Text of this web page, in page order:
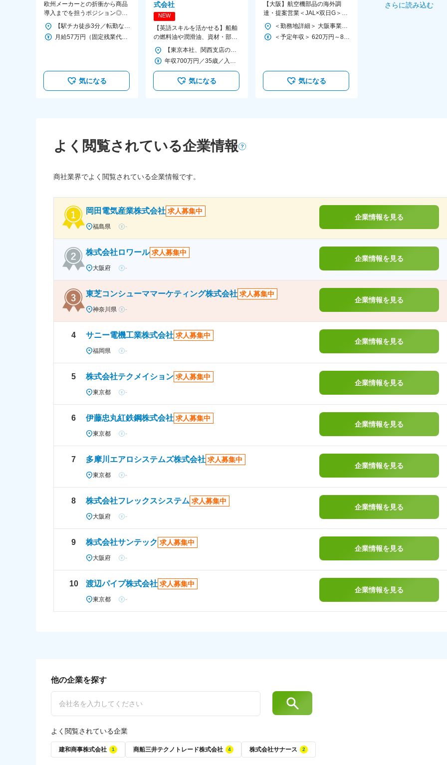
欧州メーカーとの折衝から商品
導入までを担うポジション◎専
門知識と国際的なビジネススキ
ルを身につける
【駅チカ徒歩3分／転勤なし】 東京都品川区南大井6-26-2大森ベルポートB館3階 ※オフィス内受動喫煙対策あり（施設内全面禁煙／喫煙所あり） ◆最寄駅 JR京浜東北線「大森駅」より徒歩3分 京急本線「大森海岸駅」より徒歩7分 京急本線「立会川駅」より徒歩12分
月給57万円（固定残業代含む） ※上記月給には固定残業代として、時間外労働の有無に関わらず40時間分を、月13万6000円支給 ※上記を超える時間外労働分は追加で支給 ※固定残業代40時間ですが実際の平均残業時間は20時間以下です
気になる
式会社
NEW
【英語スキルを活かせる】船舶
の燃料油や潤滑油、資材・部
品、通信関連機材の発注、燃料
供給船の手配など
【東京本社、関西支店のいずれか／希望考慮】 ★住宅手当や社宅もあり（規定あり） ■本社■ 東京都千代田区神田錦町2-2-1 KANDA SQUARE 18F ※受動喫煙対策：屋内原則禁煙（一部喫煙所あり） ＜アクセス＞ ・都営新宿線「小川町駅」B7出口より徒歩3分 ・東京メトロ千代田線「新御茶ノ水駅」B7出口より徒歩3分 ・東京メトロ丸の内線「淡路町駅」B7出口より徒歩3分 ■関西支店■ 兵庫県神戸市中央区三宮町1-4-8 メットライフ神戸三宮ビル 9F ※受動喫煙対策：屋内原則禁煙（一部喫煙所あり） ＜アクセス＞ ・JR東海道本線「三ノ宮駅」より徒歩5分 ・阪急電鉄神戸線「神戸三宮駅」より徒歩5分 ・神戸新交通「三宮駅」より徒歩5分 ※配属拠点はご希望に応じて相談いたします。
年収700万円／35歳／入社8年目
気になる
【大阪】航空機部品の海外調
達・提案営業＜JAL×双日G＞英
語力活かせる◎◆フレックス◆年
休122日
＜勤務地詳細＞ 大阪事業所 住所：大阪府大阪市北区梅田3-2-2 JPタワー大阪18階 受動喫煙対策：屋内全面禁煙 変更の範囲：会社の定める事業所（リモートワーク含む）
＜予定年収＞ 620万円～820万円 ＜賃金形態＞ 月給制 ＜賃金内訳＞ 月額（基本給）：314,000円～414,000円 ＜月給＞ 314,000円～414,000円 ＜昇給有無＞ 有 ＜残業手当＞ 有 ＜給与補足＞ ※経験・能力を考慮し決定します。 ※年収は時間外手当（月20時間分）含む ■昇給：年度考課による ■賞与：年2回 賃金はあくまでも目安の金額であり、選考を通じて上下する可能性があります。 月給(月額)は固定手当を含めた表記です。
気になる
さらに読み込む
よく閲覧されている企業情報
商社業界でよく閲覧されている企業情報です。
岡田電気産業株式会社 求人募集中
福島県 -
企業情報を見る
株式会社ロワール 求人募集中
大阪府 -
企業情報を見る
東芝コンシューママーケティング株式会社 求人募集中
神奈川県 -
企業情報を見る
4 サニー電機工業株式会社 求人募集中
福岡県 -
企業情報を見る
5 株式会社テクメイション 求人募集中
東京都 -
企業情報を見る
6 伊藤忠丸紅鉄鋼株式会社 求人募集中
東京都 -
企業情報を見る
7 多摩川エアロシステムズ株式会社 求人募集中
東京都 -
企業情報を見る
8 株式会社フレックスシステム 求人募集中
大阪府 -
企業情報を見る
9 株式会社サンテック 求人募集中
大阪府 -
企業情報を見る
10 渡辺パイプ株式会社 求人募集中
東京都 -
企業情報を見る
他の企業を探す
よく閲覧されている企業
建和商事株式会社 商船三井テクノトレード株式会社 株式会社サナース